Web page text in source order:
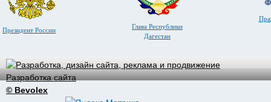
Президент России
Глава Республики
Дагестан
Разработка сайта
© Bevolex